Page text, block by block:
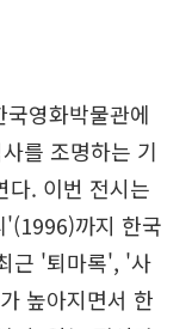
영화박물관에
를 조명하는 기
. 이번 전시는
까지 한국
근 '퇴마록', '사
높아지면서 한